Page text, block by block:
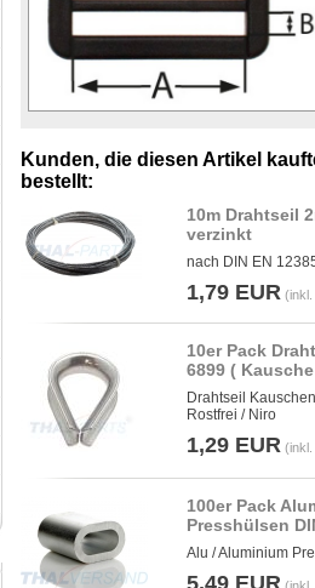
Kunden, die diesen Artikel
bestellt:
10m Drahtseil
verzinkt
nach DIN EN
1,79 EUR (inkl.
10er Pack
6899 (
Drahtseil
Rostfrei / Niro
1,29 EUR (inkl.
100er Pack
Presshülsen
Alu / Aluminium
5,49 EUR